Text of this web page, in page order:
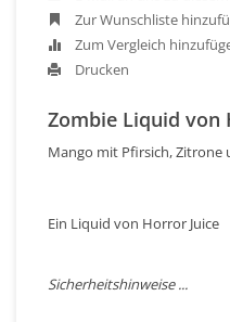
Zur Wunschliste
Zum Vergleich
Drucken
Zombie Liquid von
Mango mit Pfirsich, Zitrone
Ein Liquid von Horror Juice
Sicherheitshinweise ...